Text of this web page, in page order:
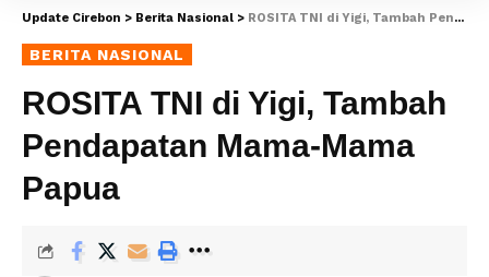
Update Cirebon > Berita Nasional > ROSITA TNI di Yigi, Tambah Pendapatan Mama-Mama Papua
BERITA NASIONAL
ROSITA TNI di Yigi, Tambah
Pendapatan Mama-Mama
Papua